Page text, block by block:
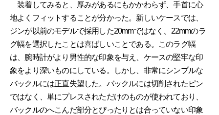
装着してみると、厚みがあるにもかかわらず、手首に心
地よくフィットすることが分かった。新しいケースでは、
ジンが以前のモデルで採用した20mmではなく、22mmのラ
グ幅を選択したことは喜ばしいことである。このラグ幅
は、腕時計がより男性的な印象を与え、ケースの堅牢な印
象をより深いものにしている。しかし、非常にシンプルな
バックルには正直失望した。バックルには切削されたピン
ではなく、単にプレスされただけのものが使われており、
バックルのへこんだ部分とぴったりとは合っていない印象